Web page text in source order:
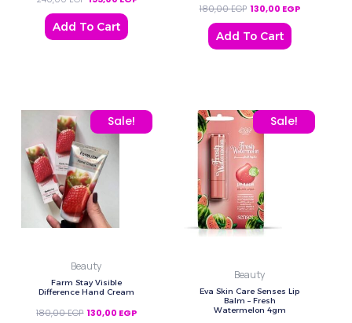
Add To Cart
180,00EGP 130,00 EGP
Add To Cart
Sale!
Beauty
Farm Stay Visible
Difference Hand Cream
180,00EGP
Original price was: 180,00 EGP.
130,00 EGP
Current price is: 130,00 EGP. Sale!
Beauty
Eva Skin Care Senses Lip
Balm – Fresh
Watermelon 4gm
Original price was:
Current price